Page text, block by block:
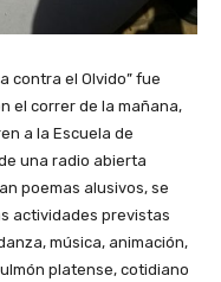
contra el Olvido” fue
el correr de la mañana,
a la Escuela de
una radio abierta
poemas alusivos, se
actividades previstas
música, animación,
platense, cotidiano